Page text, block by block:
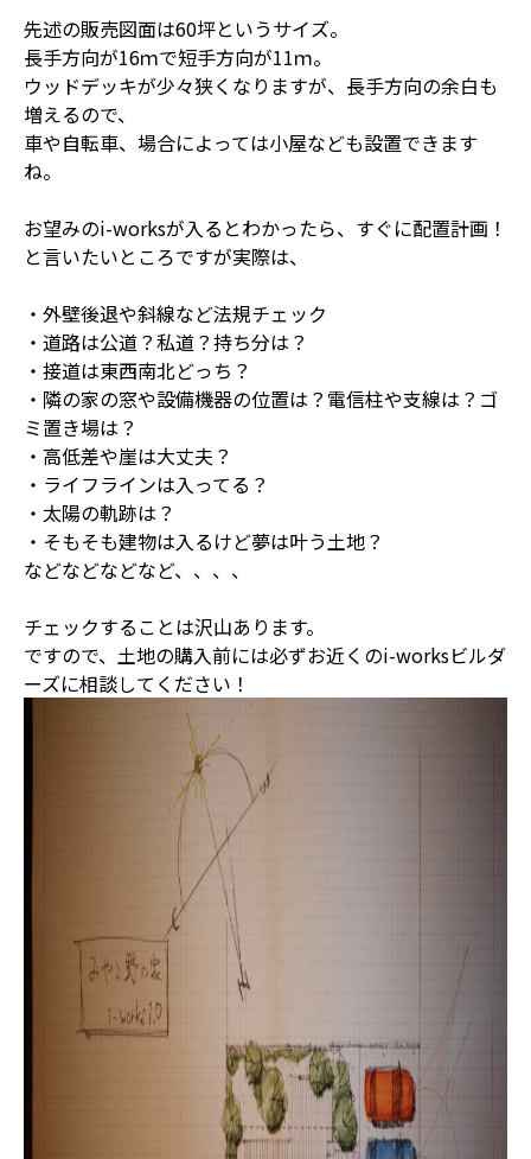
先述の販売図面は60坪というサイズ。
長手方向が16ｍで短手方向が11ｍ。
ウッドデッキが少々狭くなりますが、長手方向の余白も
増えるので、
車や自転車、場合によっては小屋なども設置できます
ね。
お望みのi-worksが入るとわかったら、すぐに配置計画！
と言いたいところですが実際は、
・外壁後退や斜線など法規チェック
・道路は公道？私道？持ち分は？
・接道は東西南北どっち？
・隣の家の窓や設備機器の位置は？電信柱や支線は？ゴ
ミ置き場は？
・高低差や崖は大丈夫？
・ライフラインは入ってる？
・太陽の軌跡は？
・そもそも建物は入るけど夢は叶う土地？
などなどなどなど、、、、
チェックすることは沢山あります。
ですので、土地の購入前には必ずお近くのi-worksビルダ
ーズに相談してください！